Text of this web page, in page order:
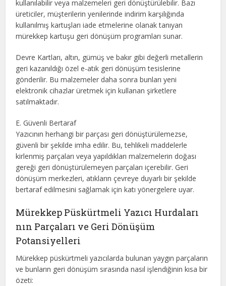
kullanılabilir veya malzemeleri geri dönüştürülebilir. Bazı
üreticiler, müşterilerin yenilerinde indirim karşılığında
kullanılmış kartuşları iade etmelerine olanak tanıyan
mürekkep kartuşu geri dönüşüm programları sunar.
Devre Kartları, altın, gümüş ve bakır gibi değerli metallerin
geri kazanıldığı özel e-atık geri dönüşüm tesislerine
gönderilir. Bu malzemeler daha sonra bunları yeni
elektronik cihazlar üretmek için kullanan şirketlere
satılmaktadır.
E. Güvenli Bertaraf
Yazıcının herhangi bir parçası geri dönüştürülemezse,
güvenli bir şekilde imha edilir. Bu, tehlikeli maddelerle
kirlenmiş parçaları veya yapıldıkları malzemelerin doğası
gereği geri dönüştürülemeyen parçaları içerebilir. Geri
dönüşüm merkezleri, atıkların çevreye duyarlı bir şekilde
bertaraf edilmesini sağlamak için katı yönergelere uyar.
Mürekkep Püskürtmeli Yazıcı Hurdaları
nın Parçaları ve Geri Dönüşüm
Potansiyelleri
Mürekkep püskürtmeli yazıcılarda bulunan yaygın parçaların
ve bunların geri dönüşüm sırasında nasıl işlendiğinin kısa bir
özeti: